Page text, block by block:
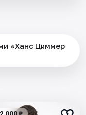
«Ханс Циммер
000 ₽